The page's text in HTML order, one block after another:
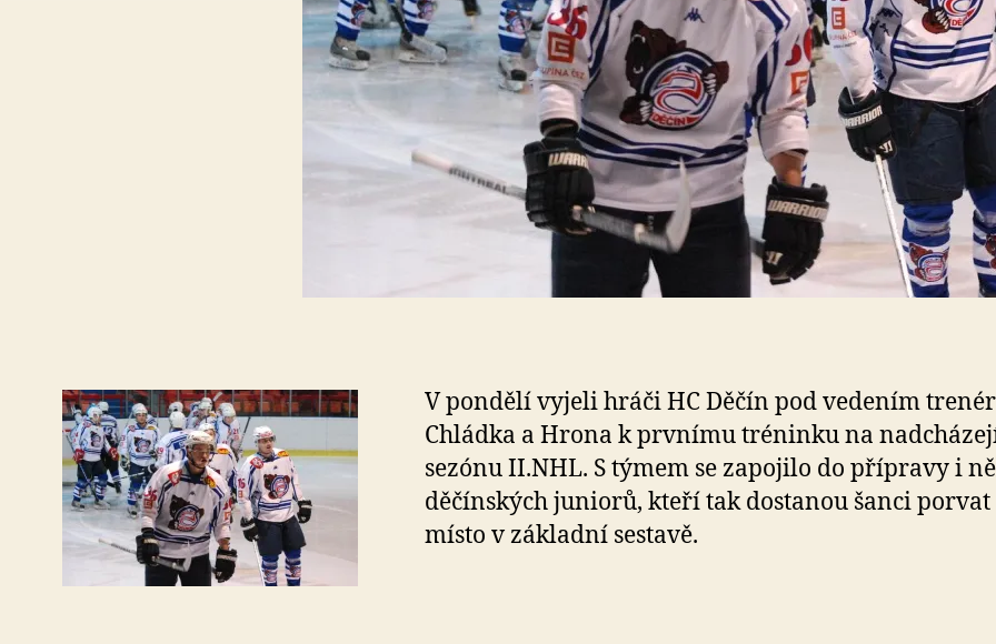
V pondělí vyjeli hráči HC Děčín pod vedením
Chládka a Hrona k prvnímu tréninku na
sezónu II.NHL. S týmem se zapojilo do přípravy i
děčínských juniorů, kteří tak dostanou šanci porvat
místo v základní sestavě.